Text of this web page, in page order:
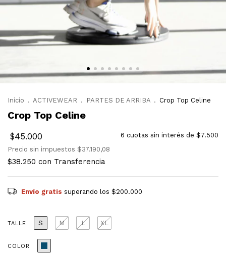
Inicio . ACTIVEWEAR . PARTES DE ARRIBA . Crop Top Celine
Crop Top Celine
$45.000 6 cuotas sin interés de $7.500
Precio sin impuestos $37.190,08
$38.250 con Transferencia
Envío gratis superando los $200.000
TALLE S M L XL
COLOR